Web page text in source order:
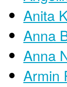
Anita
Anna
Anna
Armin